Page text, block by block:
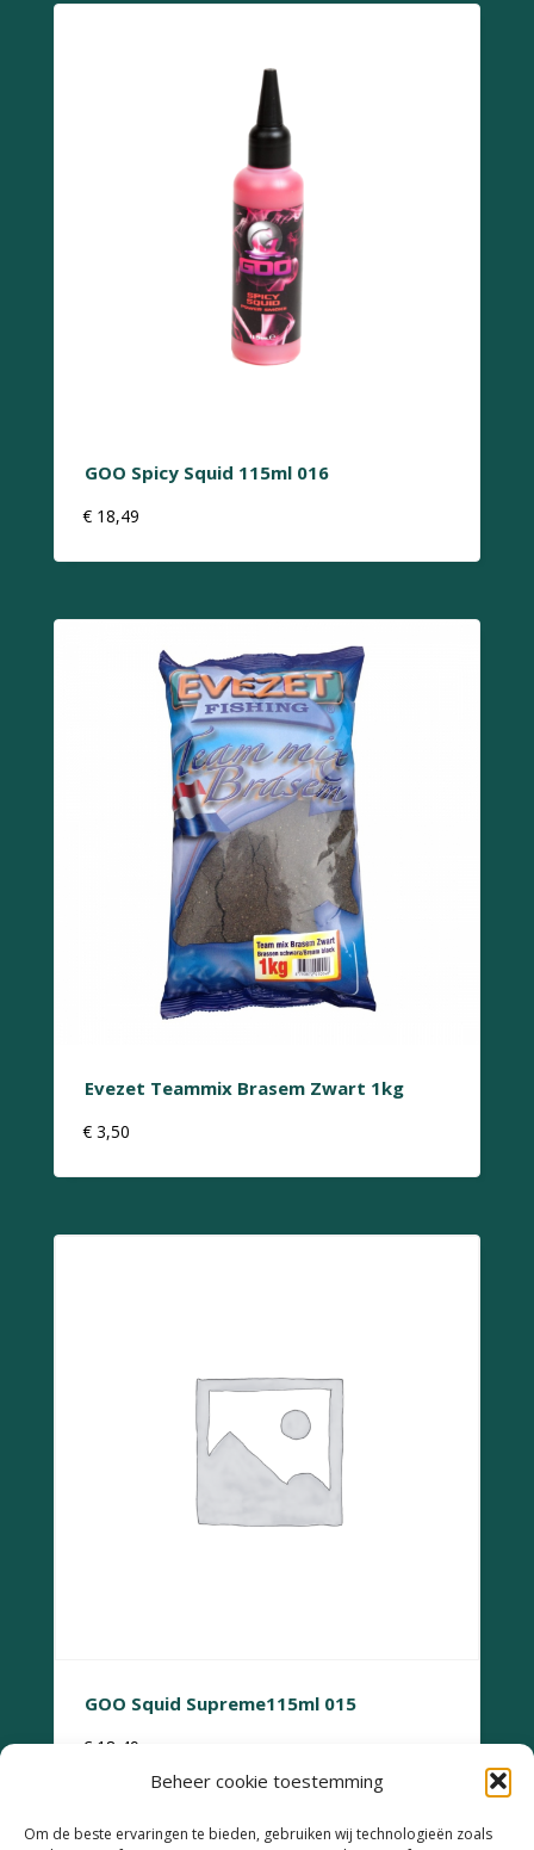
Beheer cookie toestemming
Om de beste ervaringen te bieden, gebruiken wij technologieën zoals
GOO Spicy Squid 115ml 016
€ 18,49
Evezet Teammix Brasem Zwart 1kg
€ 3,50
GOO Squid Supreme115ml 015
€ 18,49